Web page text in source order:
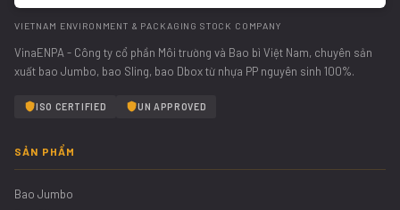
VIETNAM ENVIRONMENT & PACKAGING STOCK COMPANY
VinaENPA - Công ty cổ phần Môi trường và Bao bì Việt Nam, chuyên sản
xuất bao Jumbo, bao Sling, bao Dbox từ nhựa PP nguyên sinh 100%.
ISO CERTIFIED UN APPROVED
SẢN PHẨM
Bao Jumbo